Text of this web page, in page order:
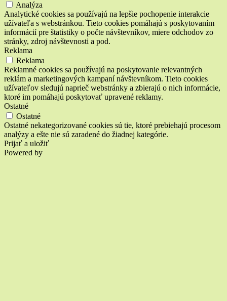
Analýza
Analytické cookies sa používajú na lepšie pochopenie interakcie
užívateľa s webstránkou. Tieto cookies pomáhajú s poskytovaním
informácií pre štatistiky o počte návštevníkov, miere odchodov zo
stránky, zdroj návštevnosti a pod.
Reklama
Reklama
Reklamné cookies sa používajú na poskytovanie relevantných
reklám a marketingových kampaní návštevníkom. Tieto cookies
užívateľov sledujú naprieč webstránky a zbierajú o nich informácie,
ktoré im pomáhajú poskytovať upravené reklamy.
Ostatné
Ostatné
Ostatné nekategorizované cookies sú tie, ktoré prebiehajú procesom
analýzy a ešte nie sú zaradené do žiadnej kategórie.
Prijať a uložiť
Powered by